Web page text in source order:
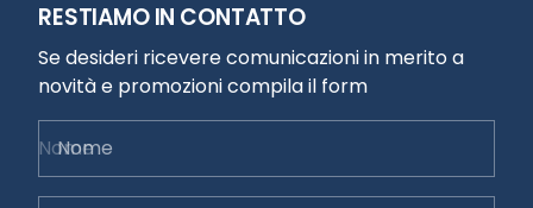
RESTIAMO IN CONTATTO
Se desideri ricevere comunicazioni in merito a
novità e promozioni compila il form
Nome